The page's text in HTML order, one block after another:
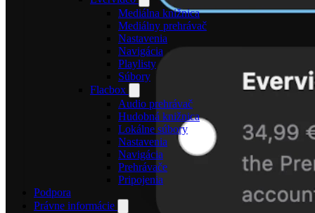
Mediálna knižnica
Mediálny prehrávač
Nastavenia
Navigácia
Playlisty
Súbory
Flacbox
Audio prehrávač
Hudobná knižnica
Lokálne súbory
Nastavenia
Navigácia
Prehrávače
Pripojenia
Podpora
Právne informácie